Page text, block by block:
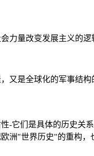
力量改变发展主义的
又是全球化的军事结
-它们是具体的历史关
洲"世界历史"的重构